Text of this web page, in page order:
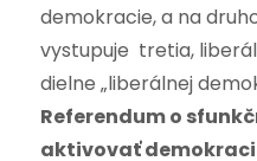
demokracie, a na
vystupuje tretia,
dielne „liberálnej
Referendum o
aktivovať